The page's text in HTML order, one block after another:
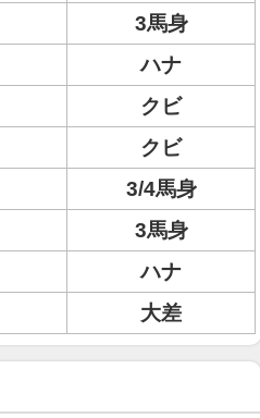
3馬身
ハナ
クビ
クビ
3/4馬身
3馬身
ハナ
大差